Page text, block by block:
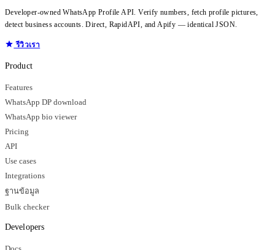
Developer-owned WhatsApp Profile API. Verify numbers, fetch profile pictures,
detect business accounts. Direct, RapidAPI, and Apify — identical JSON.
รีวิวเรา
Product
Features
WhatsApp DP download
WhatsApp bio viewer
Pricing
API
Use cases
Integrations
ฐานข้อมูล
Bulk checker
Developers